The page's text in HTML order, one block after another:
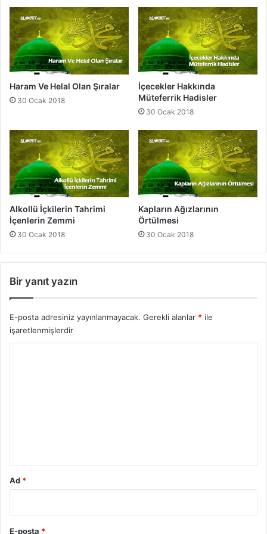
iS
r
a
s
Haram Ve Helal Olan Şıralar
30 Ocak 2018
İçecekler Hakkında
Müteferrik Hadisler
30 Ocak 2018
Alkollü İçkilerin Tahrimi
İçenlerin Zemmi
30 Ocak 2018
Kapların Ağızlarının
Örtülmesi
30 Ocak 2018
Bir yanıt yazın
E-posta adresiniz yayınlanmayacak. Gerekli alanlar * ile
işaretlenmişlerdir
Ad *
E-posta *